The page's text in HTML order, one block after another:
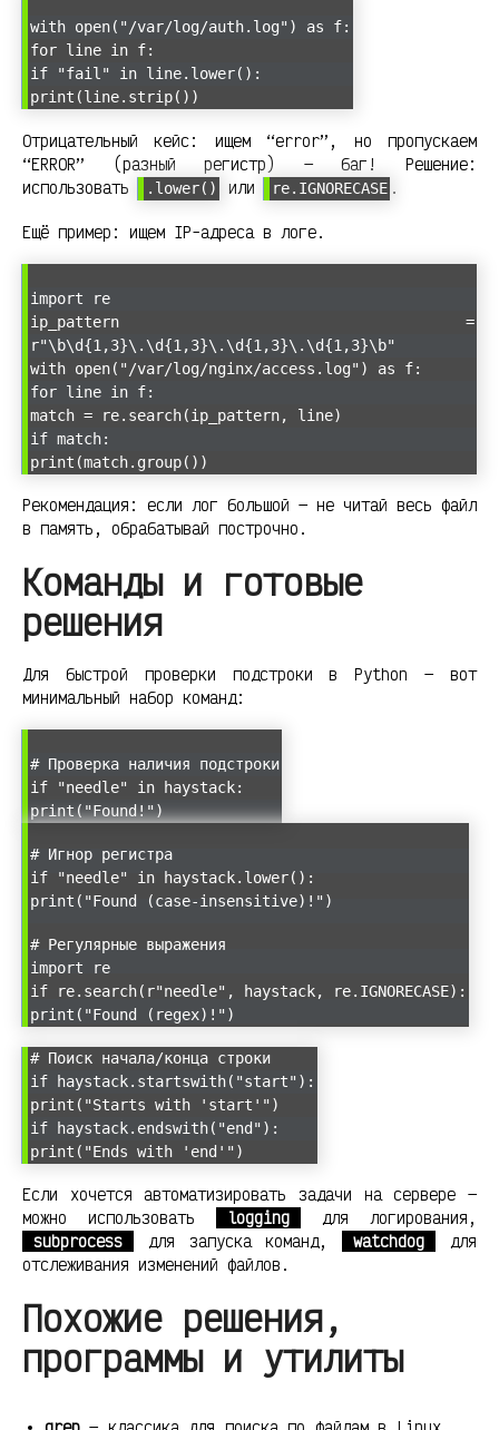
with open("/var/log/auth.log") as f:
for line in f:
if "fail" in line.lower():
print(line.strip())
Отрицательный кейс: ищем “error”, но пропускаем
“ERROR” (разный регистр) — баг! Решение:
использовать
.lower() или re.IGNORECASE .
Ещё пример: ищем IP-адреса в логе.
import re
ip_pattern =
r"\b\d{1,3}\.\d{1,3}\.\d{1,3}\.\d{1,3}\b"
with open("/var/log/nginx/access.log") as f:
for line in f:
match = re.search(ip_pattern, line)
if match:
print(match.group())
Рекомендация: если лог большой — не читай весь файл
в память, обрабатывай построчно.
Команды и готовые
решения
Для быстрой проверки подстроки в Python — вот
минимальный набор команд:
# Проверка наличия подстроки
if "needle" in haystack:
print("Found!")
# Игнор регистра
if "needle" in haystack.lower():
print("Found (case-insensitive)!")
# Регулярные выражения
import re
if re.search(r"needle", haystack, re.IGNORECASE):
print("Found (regex)!")
# Поиск начала/конца строки
if haystack.startswith("start"):
print("Starts with 'start'")
if haystack.endswith("end"):
print("Ends with 'end'")
Если хочется автоматизировать задачи на сервере —
можно использовать
logging
для логирования,
subprocess
для запуска команд, watchdog
для
отслеживания изменений файлов.
Похожие решения,
программы и утилиты